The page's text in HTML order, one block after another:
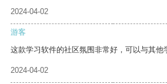
2024-04-02
游客
这款学习软件的社区氛围非常好，可以与其他
2024-04-02